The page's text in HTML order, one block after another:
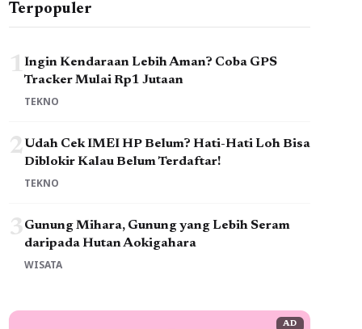
Terpopuler
1Ingin Kendaraan Lebih Aman? Coba GPS
Tracker Mulai Rp1 Jutaan
TEKNO
2Udah Cek IMEI HP Belum? Hati-Hati Loh Bisa
Diblokir Kalau Belum Terdaftar!
TEKNO
3Gunung Mihara, Gunung yang Lebih Seram
daripada Hutan Aokigahara
WISATA
AD